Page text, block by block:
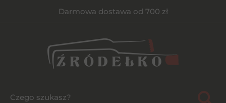
Darmowa dostawa od 700 zł